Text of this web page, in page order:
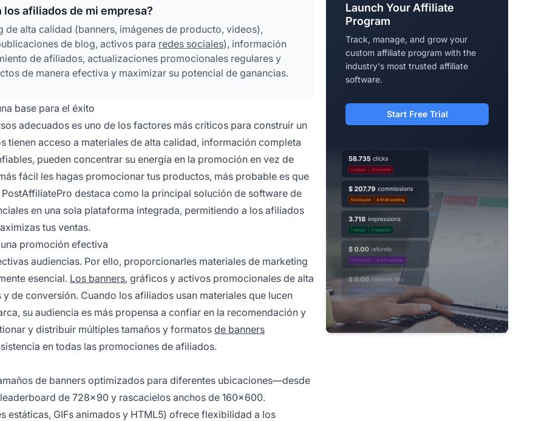
afiliados de mi empresa?
alta calidad (banners, imágenes de producto, videos),
de blog, activos para redes sociales), información
de afiliados, actualizaciones promocionales regulares y
de manera efectiva y maximizar su potencial de ganancias.
base para el éxito
adecuados es uno de los factores más críticos para construir un
acceso a materiales de alta calidad, información completa
pueden concentrar su energía en la promoción en vez de
fácil les hagas promocionar tus productos, más probable es que
destaca como la principal solución de software de
en una sola plataforma integrada, permitiendo a los afiliados
tus ventas.
promoción efectiva
audiencias. Por ello, proporcionarles materiales de marketing
esencial. Los banners, gráficos y activos promocionales de alta
de conversión. Cuando los afiliados usan materiales que lucen
su audiencia es más propensa a confiar en la recomendación y
y distribuir múltiples tamaños y formatosde banners
en todas las promociones de afiliados.
de banners optimizados para diferentes ubicaciones—desde
de 728x90 y rascacielos anchos de 160x600.
estáticas, GIFs animados y HTML5) ofrece flexibilidad a los
Launch Your Affiliate
Program
Track, manage, and grow your
custom affiliate program with the
industry's most trusted affiliate
software.
Start Free Trial